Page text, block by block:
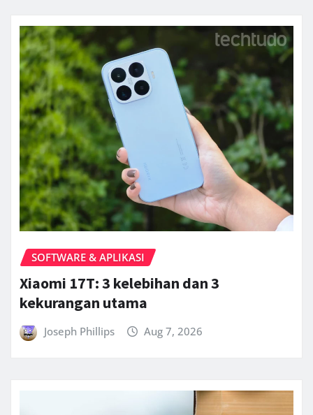
SOFTWARE & APLIKASI
Xiaomi 17T: 3 kelebihan dan 3
kekurangan utama
Joseph Phillips Aug 7, 2026